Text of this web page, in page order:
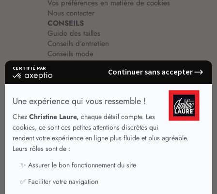
Vos préférences en matière de cookies
Nous contacter
CONSEILS
Guide des tailles
Conseils d'entretien
Conseils mode
Guide vêtements
Vêtements pour femmes
Vêtements de qualité
Robes
Jupes chic
Jupes été
Chemisiers
T shirts manches courtes 3/4